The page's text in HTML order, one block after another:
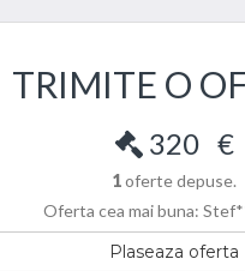
TRIMITE O
320 €
1oferte depuse.
Oferta cea mai buna:
Plaseaza oferta